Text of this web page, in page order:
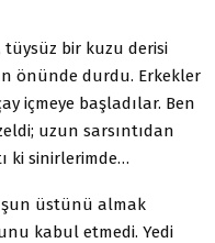
tüysüz bir kuzu derisi
önünde durdu. Erkekler
içmeye başladılar. Ben
uzun sarsıntıdan
ki sinirlerimde…
üstünü almak
kabul etmedi. Yedi